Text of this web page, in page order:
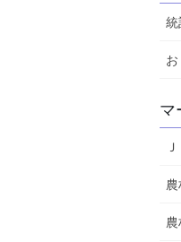
統
マ